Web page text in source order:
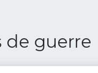
de guerre